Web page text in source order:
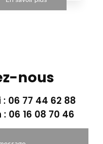
nous
: 06 77 44 62 88
: 06 16 08 70 46